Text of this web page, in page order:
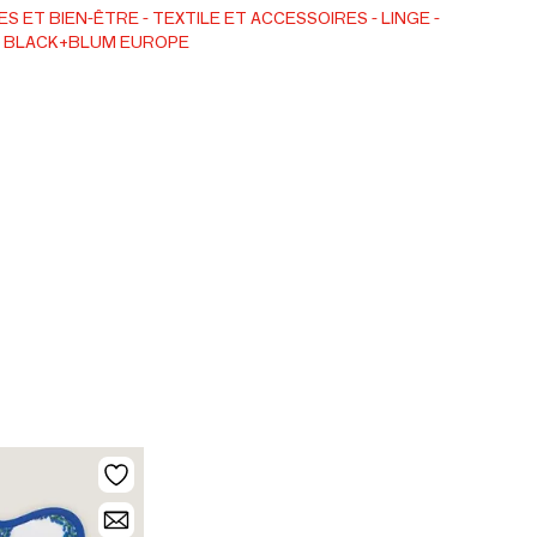
activités multitâches à l'extérieur.
ET BIEN-ÊTRE TEXTILE ET ACCESSOIRES
LINGE
BLACK+BLUM EUROPE